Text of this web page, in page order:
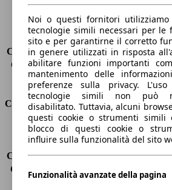
Sedili
5
Carico sul tetto
-
Capacità di traino (senza freni) -
Capacità di traino (con freni)
1500 kg
Volume del bagagliaio
530 -
Consumi
Emissioni di CO2*
98 g/km
Consumo (urbano)
4.2 l/100km
Consumo (extra-urbano) 3.4 l/100km
Consumo (combinato)*
3.7 l/100km
Noi o questi fornitori
tecnologie simili necessari per le
sito e per garantirne il corretto
in genere utilizzati in risposta
abilitare funzioni importanti
mantenimento delle
preferenze sulla privacy.
tecnologie simili non può
disabilitato. Tuttavia, alcuni
questi cookie o strumenti simili
blocco di questi cookie o
influire sulla funzionalità del sito
Funzionalità avanzate della pagina